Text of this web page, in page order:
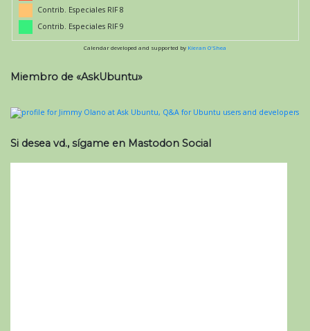
Contrib. Especiales RIF 8
Contrib. Especiales RIF 9
Calendar developed and supported by Kieran O'Shea
Miembro de «AskUbuntu»
Si desea vd., sígame en Mastodon Social